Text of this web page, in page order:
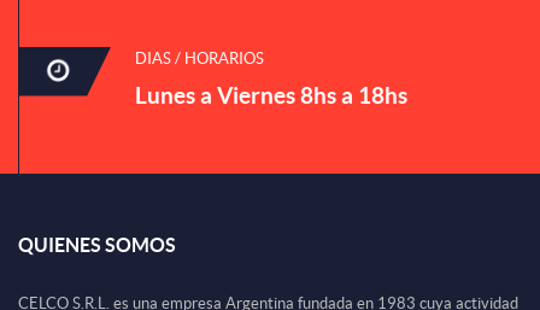
DIAS / HORARIOS
Lunes a Viernes 8hs a 18hs
QUIENES SOMOS
CELCO S.R.L. es una empresa Argentina fundada en 1983 cuya actividad